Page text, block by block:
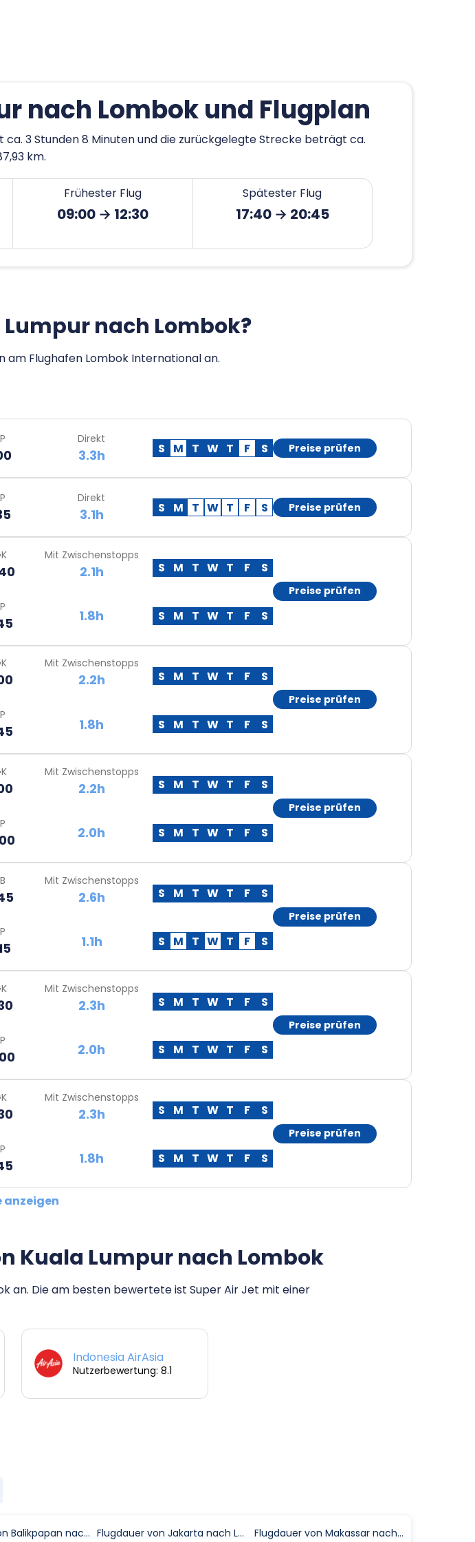
nach Lombok und Flugplan
3 Stunden 8 Minuten und die zurückgelegte Strecke beträgt ca.
km.
Frühester Flug
09:00 → 12:30
Spätester Flug
17:40 → 20:45
nach Lombok?
am Flughafen Lombok International an.
Direkt
3.3h S M T W T F S Preise prüfen
Direkt
3.1h S M T W T F S Preise prüfen
Mit Zwischenstopps
2.1h S M T W T F S
1.8h S M T W T F S
Preise prüfen
Mit Zwischenstopps
2.2h S M T W T F S
1.8h S M T W T F S
Preise prüfen
Mit Zwischenstopps
2.2h S M T W T F S
2.0h S M T W T F S
Preise prüfen
Mit Zwischenstopps
2.6h S M T W T F S
1.1h S M T W T F S
Preise prüfen
Mit Zwischenstopps
2.3h S M T W T F S
2.0h S M T W T F S
Preise prüfen
Mit Zwischenstopps
2.3h S M T W T F S
1.8h S M T W T F S
Preise prüfen
anzeigen
Kuala Lumpur nach Lombok
an. Die am besten bewertete ist Super Air Jet mit einer
Indonesia AirAsia
Nutzerbewertung: 8.1
Flugdauer von Balikpapan nach Lombok Flugdauer von Jakarta nach Lombok Flugdauer von Makassar nach Lombok